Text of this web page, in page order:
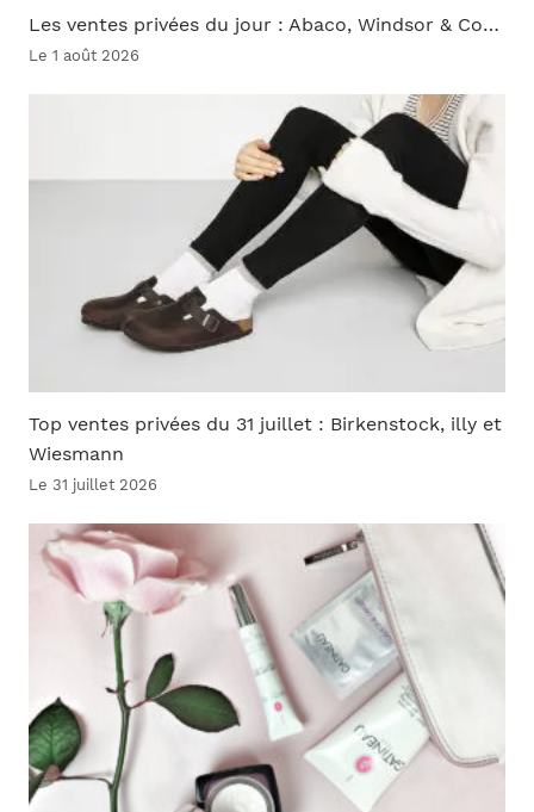
Les ventes privées du jour : Abaco, Windsor & Co…
Le 1 août 2026
Top ventes privées du 31 juillet : Birkenstock, illy et
Wiesmann
Le 31 juillet 2026